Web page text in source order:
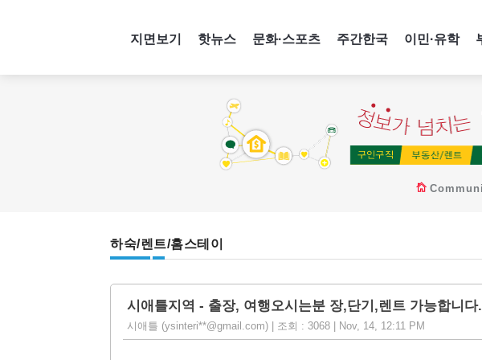
지면보기 핫뉴스 문화·스포츠 주간한국 이민·유학
하숙/렌트/홈스테이
시애틀지역 - 출장, 여행오시는분 장,단기,렌트 가능합니다.
시애틀 (ysinteri**@gmail.com) | 조회 : 3068 | Nov, 14, 12:11 PM